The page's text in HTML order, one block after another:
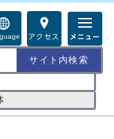
アクセス メニュー